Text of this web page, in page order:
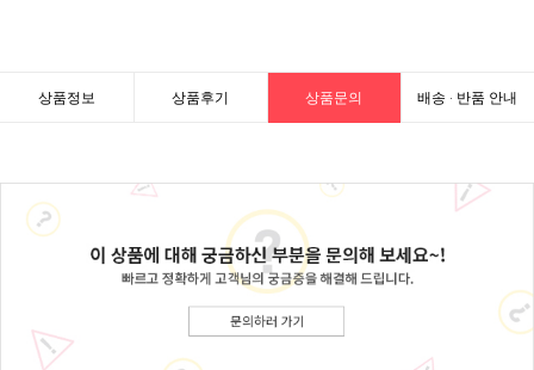
상품정보 상품후기 상품문의 배송 · 반품 안내